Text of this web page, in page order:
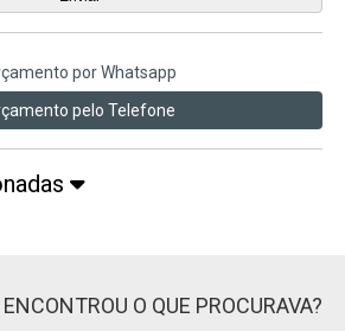
por Whatsapp
pelo Telefone
ENCONTROU O QUE PROCURAVA?